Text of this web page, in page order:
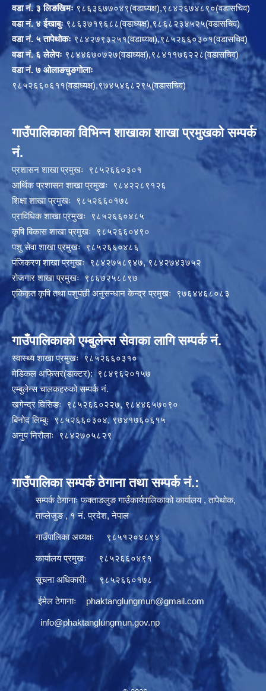
वडा नं. ३ लिङखिमः९८६३६७७०४९(वडाध्यक्ष),९८४२६७४८९०(वडासचिव)
वडा नं. ४ ईखाबुः९८६३७१९६८८(वडाध्यक्ष),९८६८२३४५२५(वडासचिव)
वडा नं. ५ तापेथोकः ९८४२७९३२५१(वडाध्यक्ष),९८५२६६०३०१(वडासचिव)
वडा नं. ६ लेलेपः ९८४४६७०७२७(वडाध्यक्ष),९८४११७६२२८(वडासचिव)
वडा नं. ७ ओलाङचुङगोलाः
९८५२६६०६११(वडाध्यक्ष),९७४५४६८२९५(वडासचिव)
गाउँपालिकाका विभिन्न शाखाका शाखा प्रमुखको सम्पर्क
नं.
प्रशासन शाखा प्रमुखः ९८५२६६०३०१
आर्थिक प्रशासन शाखा प्रमुखः ९८४२२८९१२६
शिक्षा शाखा प्रमुखः ९८५२६६०१७८
प्राविधिक शाखा प्रमुखः ९८५२६६०४८५
कृषि बिकास शाखा प्रमुखः ९८५२६६०४९०
पशु सेवा शाखा प्रमुखः ९८५२६६०४८६
पंजिकरण शाखा प्रमुखः ९८४२७५८९४७, ९८४२७४३७५२
रोजगार शाखा प्रमुखः ९८६७२५८८९७
एकिकृत कृषि तथा पशुपंछी अनुसन्धान केन्द्र प्रमुखः ९७६४४६८०८३
गाउँपालिकाको एम्बुलेन्स सेवाका लागि सम्पर्क नं.
स्वास्थ्य शाखा प्रमुखः ९८५२६६०३१०
मेडिकल अफिसर(डाक्टर): ९८४९६२०१५७
एम्बुलेन्स चालकहरुको सम्पर्क नं.
खगेन्द्र घिसिङः ९८५२६६०२२७, ९८४४६५७०९०
बिनोद लिम्बुः ९८५२६६०३०४, ९७४१७६०६१५
अनुप निरौलाः ९८४२७०५८२९
गाउँपालिका सम्पर्क ठेगाना तथा सम्पर्क नं.:
सम्पर्क ठेगानाः फक्ताङलुङ गाउँकार्यपालिकाको कार्यालय , तापेथोक,
ताप्लेजुङ , १ नं. प्रदेश, नेपाल
गाउँपालिका अध्यक्षः ९८५१२०४८९४
कार्यालय प्रमुखः ९८५२६६०४९१
सूचना अधिकारीः ९८५२६६०१७८
ईमेल ठेगानाः phaktanglungmun@gmail.com
info@phaktanglungmun.gov.np